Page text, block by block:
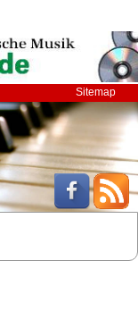
Sitemap